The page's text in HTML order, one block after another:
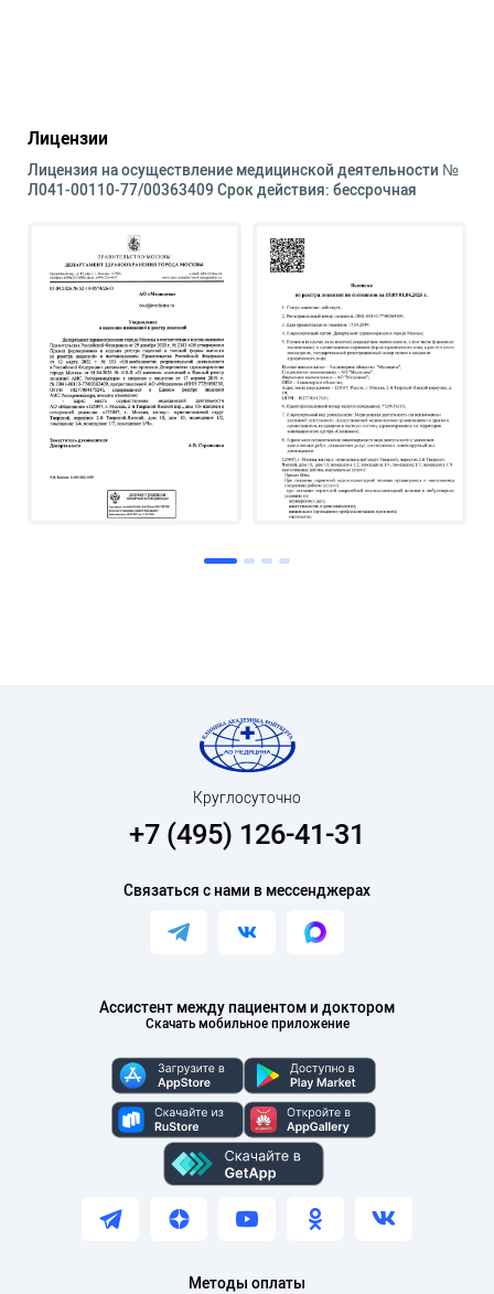
Лицензии
Лицензия на осуществление медицинской деятельности №
Л041-00110-77/00363409 Срок действия: бессрочная
Ассистент между пациентом и доктором
Скачать мобильное приложение
Круглосуточно
+7 (495) 126-41-31
Связаться с нами в мессенджерах
Методы оплаты